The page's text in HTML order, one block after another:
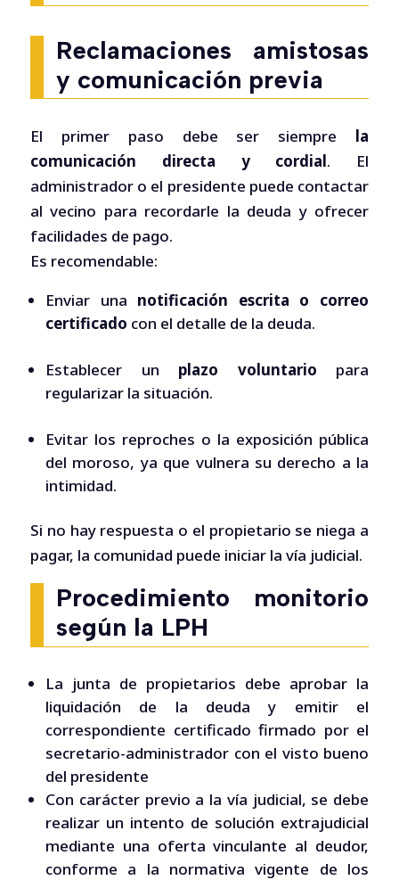
Reclamaciones amistosas
y comunicación previa
El primer paso debe ser siempre la
comunicación directa y cordial. El
administrador o el presidente puede contactar
al vecino para recordarle la deuda y ofrecer
facilidades de pago.
Es recomendable:
Enviar una notificación escrita o correo
certificado con el detalle de la deuda.
Establecer un plazo voluntario para
regularizar la situación.
Evitar los reproches o la exposición pública
del moroso, ya que vulnera su derecho a la
intimidad.
Si no hay respuesta o el propietario se niega a
pagar, la comunidad puede iniciar la vía judicial.
Procedimiento monitorio
según la LPH
La junta de propietarios debe aprobar la
liquidación de la deuda y emitir el
correspondiente certificado firmado por el
secretario-administrador con el visto bueno
del presidente
Con carácter previo a la vía judicial, se debe
realizar un intento de solución extrajudicial
mediante una oferta vinculante al deudor,
conforme a la normativa vigente de los